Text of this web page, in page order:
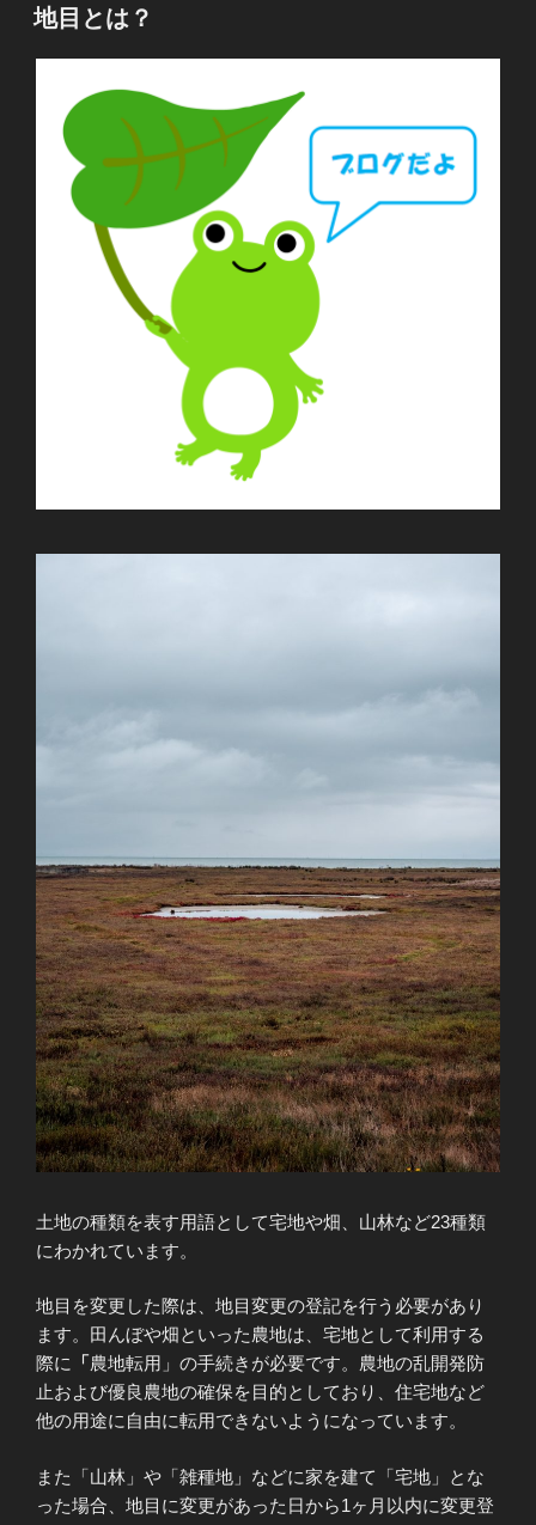
稿
日:
地目とは？
土地の種類を表す用語として宅地や畑、山林など23種類
にわかれています。
地目を変更した際は、地目変更の登記を行う必要があり
ます。田んぼや畑といった農地は、宅地として利用する
際に 「農地転用」の手続きが必要です。農地の乱開発防
止および優良農地の確保を目的としており、住宅地など
他の用途に自由に転用できないようになっています。
また「山林」や「雑種地」などに家を建て「宅地」とな
った場合、地目に変更があった日から1ヶ月以内に変更登